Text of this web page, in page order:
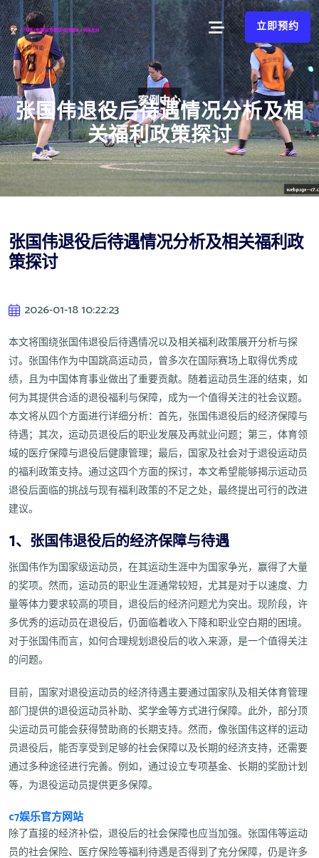
立即预约
张国伟退役后待遇情况分析及相
关福利政策探讨
张国伟退役后待遇情况分析及相关福利政
策探讨
2026-01-18 10:22:23
本文将围绕张国伟退役后待遇情况以及相关福利政策展开分析与探
讨。张国伟作为中国跳高运动员，曾多次在国际赛场上取得优秀成
绩，且为中国体育事业做出了重要贡献。随着运动员生涯的结束，如
何为其提供合适的退役福利与保障，成为一个值得关注的社会议题。
本文将从四个方面进行详细分析：首先，张国伟退役后的经济保障与
待遇；其次，运动员退役后的职业发展及再就业问题；第三，体育领
域的医疗保障与退役后健康管理；最后，国家及社会对于退役运动员
的福利政策支持。通过这四个方面的探讨，本文希望能够揭示运动员
退役后面临的挑战与现有福利政策的不足之处，最终提出可行的改进
建议。
1、张国伟退役后的经济保障与待遇
张国伟作为国家级运动员，在其运动生涯中为国家争光，赢得了大量
的奖项。然而，运动员的职业生涯通常较短，尤其是对于以速度、力
量等体力要求较高的项目，退役后的经济问题尤为突出。现阶段，许
多优秀的运动员在退役后，仍面临着收入下降和职业空白期的困境。
对于张国伟而言，如何合理规划退役后的收入来源，是一个值得关注
的问题。
目前，国家对退役运动员的经济待遇主要通过国家队及相关体育管理
部门提供的退役运动员补助、奖学金等方式进行保障。此外，部分顶
尖运动员可能会获得赞助商的长期支持。然而，像张国伟这样的运动
员退役后，能否享受到足够的社会保障以及长期的经济支持，还需要
通过多种途径进行完善。例如，通过设立专项基金、长期的奖励计划
等，为退役运动员提供更多保障。
c7娱乐官方网站
除了直接的经济补偿，退役后的社会保障也应当加强。张国伟等运动
员的社会保险、医疗保险等福利待遇是否得到了充分保障，仍是许多